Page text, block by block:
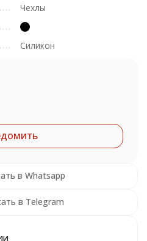
Чехлы
Силикон
в Whatsapp
в Telegram